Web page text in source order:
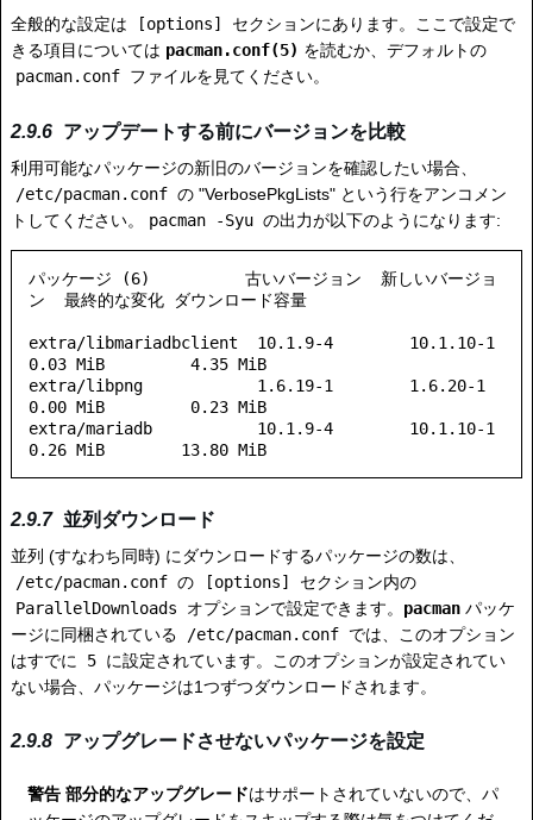
全般的な設定は [options]
セクションにあります。ここで設定で
きる項目については pacman.conf(5) を読むか、デフォルトの
pacman.conf ファイルを見てください。
アップデートする前にバージョンを比較
利用可能なパッケージの新旧のバージョンを確認したい場合、
/etc/pacman.conf の "VerbosePkgLists" という行をアンコメン
トしてください。
pacman -Syu の出力が以下のようになります:
パッケージ (6)          古いバージョン  新しいバージョ
ン  最終的な変化 ダウンロード容量
extra/libmariadbclient  10.1.9-4        10.1.10-1
0.03 MiB         4.35 MiB
extra/libpng            1.6.19-1        1.6.20-1
0.00 MiB         0.23 MiB
extra/mariadb           10.1.9-4        10.1.10-1
並列ダウンロード
並列 (すなわち同時) にダウンロードするパッケージの数は、
/etc/pacman.conf の [options]
セクション内の
ParallelDownloads
オプションで設定できます。 pacman パッケ
ージに同梱されている
/etc/pacman.conf では、このオプション
はすでに
5 に設定されています。このオプションが設定されてい
ない場合、パッケージは1つずつダウンロードされます。
アップグレードさせないパッケージを設定
警告 部分的なアップグレードはサポートされていないので、パ